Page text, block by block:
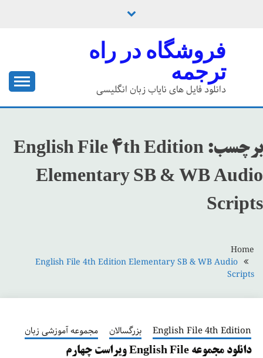
فروشگاه در راه
ترجمه
دانلود فایل های نایاب زبان انگلیسی
برچسب: English File 4th Edition
Elementary SB & WB Audio
Scripts
Home
English File 4th Edition Elementary SB & WB Audio
Scripts
English File 4th Edition بزرگسالان مجموعه آموزشی زبان
دانلود مجموعه English File ویراست چهارم